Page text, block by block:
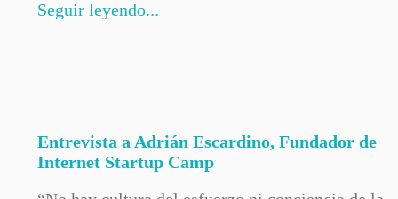
Seguir leyendo...
Entrevista a Adrián Escardino, Fundador de
Internet Startup Camp